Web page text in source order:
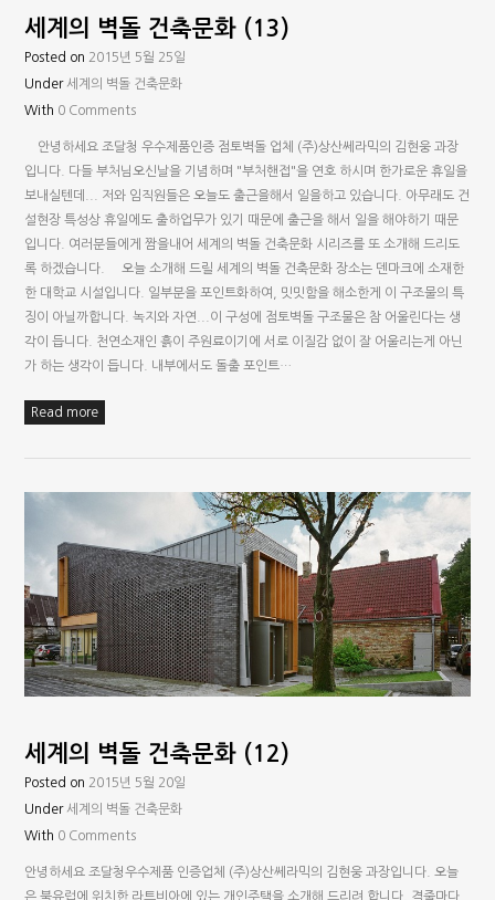
세계의 벽돌 건축문화 (13)
Posted on 2015년 5월 25일
Under 세계의 벽돌 건축문화
With 0 Comments
안녕하세요 조달청 우수제품인증 점토벽돌 업체 (주)상산쎄라믹의 김현웅 과장
입니다. 다들 부처님오신날을 기념하며 "부처핸접"을 연호 하시며 한가로운 휴일을
보내실텐데... 저와 임직원들은 오늘도 출근을해서 일을하고 있습니다. 아무래도 건
설현장 특성상 휴일에도 출하업무가 있기 때문에 출근을 해서 일을 해야하기 때문
입니다. 여러분들에게 짬을내어 세계의 벽돌 건축문화 시리즈를 또 소개해 드리도
록 하겠습니다. 오늘 소개해 드릴 세계의 벽돌 건축문화 장소는 덴마크에 소재한
한 대학교 시설입니다. 일부분을 포인트화하여, 밋밋함을 해소한게 이 구조물의 특
징이 아닐까합니다. 녹지와 자연...이 구성에 점토벽돌 구조물은 참 어울린다는 생
각이 듭니다. 천연소재인 흙이 주원료이기에 서로 이질감 없이 잘 어울리는게 아닌
가 하는 생각이 듭니다. 내부에서도 돌출 포인트…
Read more
세계의 벽돌 건축문화 (12)
Posted on 2015년 5월 20일
Under 세계의 벽돌 건축문화
With 0 Comments
안녕하세요 조달청우수제품 인증업체 (주)상산쎄라믹의 김현웅 과장입니다. 오늘
은 북유럽에 위치한 라트비아에 있는 개인주택을 소개해 드리려 합니다. 격줄마다